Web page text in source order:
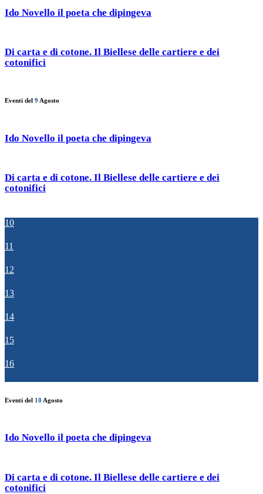
Ido Novello il poeta che dipingeva
Di carta e di cotone. Il Biellese delle cartiere e dei
cotonifici
Eventi del 9 Agosto
Ido Novello il poeta che dipingeva
Di carta e di cotone. Il Biellese delle cartiere e dei
cotonifici
10
11
12
13
14
15
16
Eventi del 10 Agosto
Ido Novello il poeta che dipingeva
Di carta e di cotone. Il Biellese delle cartiere e dei
cotonifici